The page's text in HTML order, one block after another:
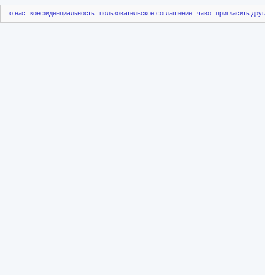
о нас конфиденциальность пользовательское соглашение чаво пригласить